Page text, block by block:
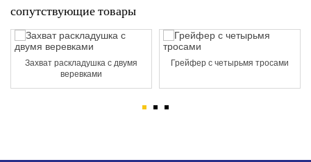
сопутствующие товары
Захват раскладушка с двумя
веревками
Грейфер с четырьмя тросами